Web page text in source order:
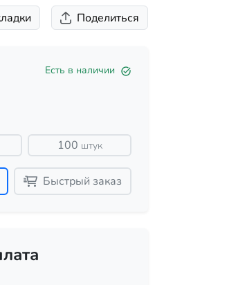
Поделиться
Есть в наличии
100 штук
Быстрый заказ